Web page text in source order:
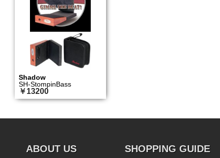
Shadow
SH-StompinBass
￥13200
ABOUT US SHOPPING GUIDE